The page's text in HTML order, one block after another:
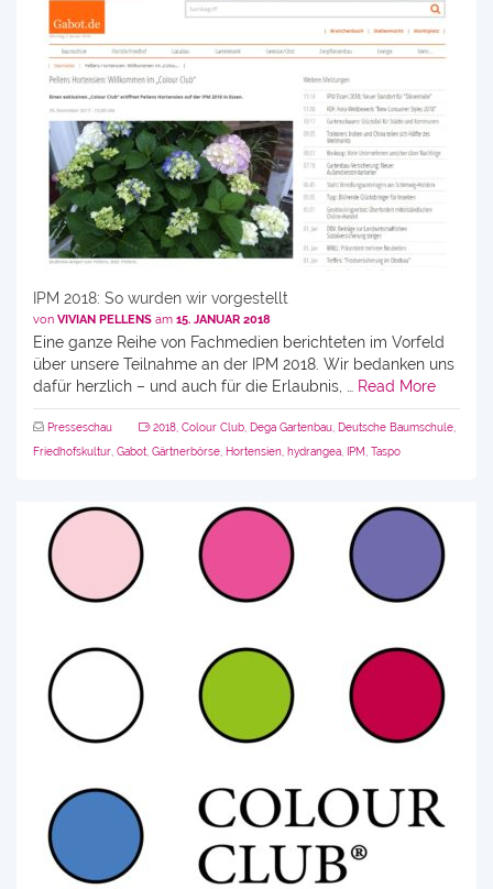
IPM 2018: So wurden wir vorgestellt
von VIVIAN PELLENS am 15. JANUAR 2018
Eine ganze Reihe von Fachmedien berichteten im Vorfeld
über unsere Teilnahme an der IPM 2018. Wir bedanken uns
dafür herzlich – und auch für die Erlaubnis, …
Read More
Presseschau 2018 Colour Club Dega Gartenbau Deutsche Baumschule
Friedhofskultur Gabot Gärtnerbörse Hortensien hydrangea IPM Taspo